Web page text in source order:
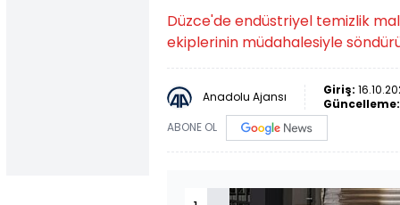
Düzce'de endüstriyel temizlik
ekiplerinin müdahalesiyle
Anadolu Ajansı Giriş:
ABONE OL